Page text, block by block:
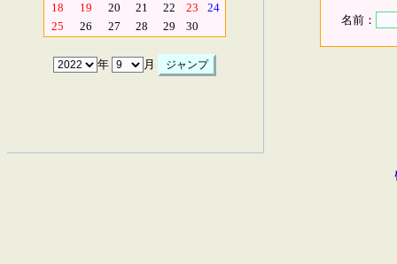
18
19 20 21 22 23
24
25
26 27 28 29 30
年 月
名前：